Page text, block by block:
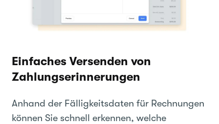
Einfaches Versenden von
Zahlungserinnerungen
Anhand der Fälligkeitsdaten für Rechnungen
können Sie schnell erkennen, welche